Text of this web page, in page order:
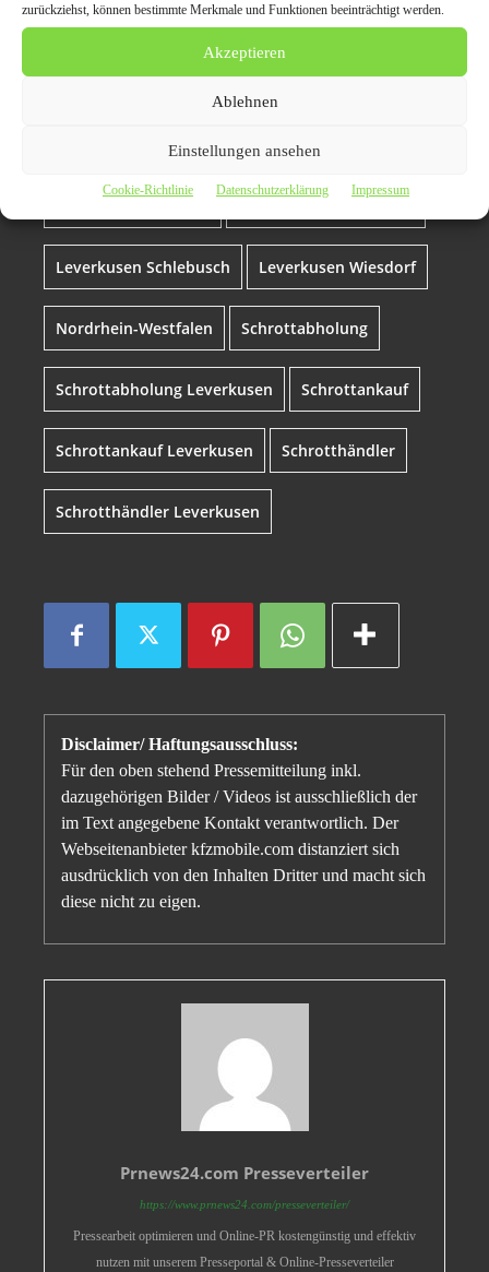
zurückziehst, können bestimmte Merkmale und Funktionen beeinträchtigt werden.
Akzeptieren
Ablehnen
Einstellungen ansehen
Cookie-Richtlinie Datenschutzerklärung Impressum
Gewerbetreibende
Leverkusen Hitdorf Leverkusen Lützenkirchen
Leverkusen Schlebusch Leverkusen Wiesdorf
Nordrhein-Westfalen Schrottabholung
Schrottabholung Leverkusen Schrottankauf
Schrottankauf Leverkusen Schrotthändler
Schrotthändler Leverkusen
Disclaimer/ Haftungsausschluss:
Für den oben stehend Pressemitteilung inkl.
dazugehörigen Bilder / Videos ist ausschließlich der
im Text angegebene Kontakt verantwortlich. Der
Webseitenanbieter kfzmobile.com distanziert sich
ausdrücklich von den Inhalten Dritter und macht sich
diese nicht zu eigen.
Prnews24.com Presseverteiler
https://www.prnews24.com/presseverteiler/
Pressearbeit optimieren und Online-PR kostengünstig und effektiv
nutzen mit unserem Presseportal & Online-Presseverteiler